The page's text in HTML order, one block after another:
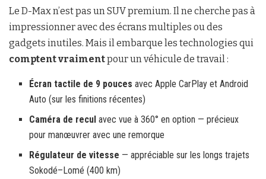
Le D-Max n’est pas un SUV premium. Il ne cherche pas à
impressionner avec des écrans multiples ou des
gadgets inutiles. Mais il embarque les technologies qui
comptent vraimentpour un véhicule de travail :
Écran tactile de 9 pouces avec Apple CarPlay et Android
Auto (sur les finitions récentes)
Caméra de recul avec vue à 360° en option — précieux
pour manœuvrer avec une remorque
Régulateur de vitesse — appréciable sur les longs trajets
Sokodé–Lomé (400 km)